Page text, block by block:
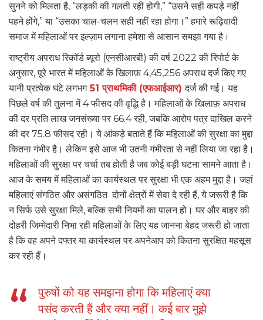
सुनने को मिलता है, “लड़की की गलती रही होगी,” “उसने सही कपड़े नहीं
पहने होंगे,” या “उसका चाल-चलन सही नहीं रहा होगा।” हमारे रूढ़िवादी
समाज में महिलाओं पर इल्ज़ाम लगाना हमेशा से आसान समझा गया है।
राष्ट्रीय अपराध रिकॉर्ड ब्यूरो (एनसीआरबी) की वर्ष 2022 की रिपोर्ट के
अनुसार, पूरे भारत में महिलाओं के खिलाफ़ 4,45,256 अपराध दर्ज किए गए
यानी प्रत्येक घंटे लगभग51 प्राथमिकी (एफआईआर)दर्ज की गई। यह
पिछले वर्ष की तुलना में 4 फीसद की वृद्धि है। महिलाओं के खिलाफ़ अपराध
की दर प्रति लाख जनसंख्या पर 66.4 रही, जबकि आरोप पत्र दाखिल करने
की दर 75.8 फीसद रही। ये आंकड़े बताते हैं कि महिलाओं की सुरक्षा का मुद्दा
कितना गंभीर है। लेकिन इसे आज भी उतनी गंभीरता से नहीं लिया जा रहा है।
महिलाओं की सुरक्षा पर चर्चा तब होती है जब कोई बड़ी घटना सामने आता है।
आज के समय में महिलाओं का कार्यस्थल पर सुरक्षा भी एक अहम मुद्दा है। जहां
महिलाएं संगठित और असंगठित दोनों क्षेत्रों में सेवा दे रही हैं, ये जरूरी है कि
न सिर्फ उसे सुरक्षा मिले, बल्कि सभी नियमों का पालन हो। घर और बाहर की
दोहरी जिम्मेदारी निभा रही महिलाओं के लिए यह जानना बेहद जरूरी हो जाता
है कि वह अपने दफ्तर या कार्यस्थल पर अपनेआप को कितना सुरक्षित महसूस
कर रही हैं।
पुरुषों को यह समझना होगा कि महिलाएं क्या
पसंद करती हैं और क्या नहीं। कई बार मुझे